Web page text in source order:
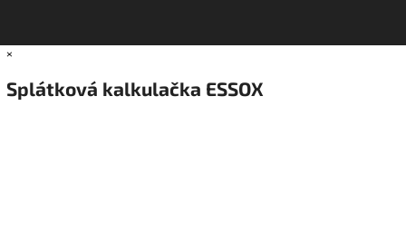
×
Splátková kalkulačka ESSOX